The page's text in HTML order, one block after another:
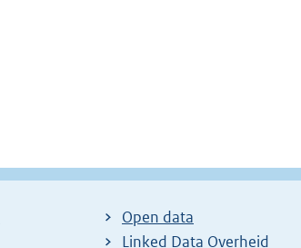
Open data
Linked Data Overheid